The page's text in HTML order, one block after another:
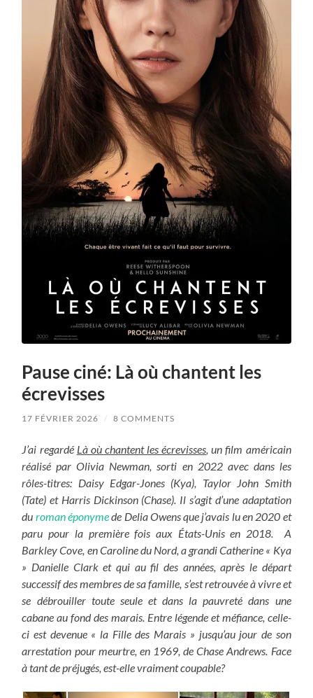
Pause ciné: Là où chantent les
écrevisses
17 FÉVRIER 2026 / 8 COMMENTS
J’ai regardé Là où chantent les écrevisses, un film américain
réalisé par Olivia Newman, sorti en 2022 avec dans les
rôles-titres: Daisy Edgar-Jones (Kya), Taylor John Smith
(Tate) et Harris Dickinson (Chase). Il s’agit d’une adaptation
du roman éponymede Delia Owens que j’avais lu en 2020 et
paru pour la première fois aux États-Unis en 2018. A
Barkley Cove, en Caroline du Nord, a grandi Catherine « Kya
» Danielle Clark et qui au fil des années, après le départ
successif des membres de sa famille, s’est retrouvée à vivre et
se débrouiller toute seule et dans la pauvreté dans une
cabane au fond des marais. Entre légende et méfiance, celle-
ci est devenue « la Fille des Marais » jusqu’au jour de son
arrestation pour meurtre, en 1969, de Chase Andrews. Face
à tant de préjugés, est-elle vraiment coupable?